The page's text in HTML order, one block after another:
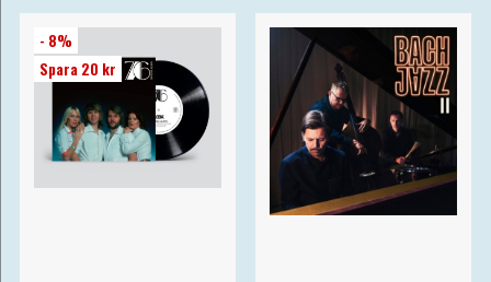
- 8%
Spara 20 kr